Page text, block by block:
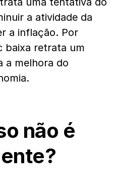
a atividade da
a inflação. Por
baixa retrata um
a melhora do
não é